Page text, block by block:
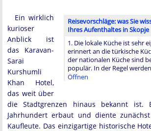
Reisevorschläge: was Sie
Ihres Aufenthaltes in Skopje
1. Die lokale Küche ist sehr
erinnert an die türkische
der nationalen Küche sind
populär. In der Regel
Öffnen
Ein wirklich
kurioser
Anblick ist
das Karavan-
Sarai
Kurshumli
Khan Hotel,
das weit über
die Stadtgrenzen hinaus bekannt ist.
Jahrhundert erbaut und diente
Kaufleute. Das einzigartige historische